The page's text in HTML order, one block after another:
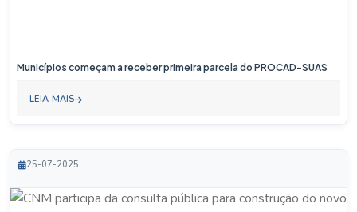
Municípios começam a receber primeira parcela do PROCAD-SUAS
LEIA MAIS
25-07-2025